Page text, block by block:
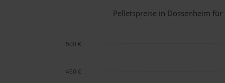
Pelletspreise in Dossenheim
450 €
500 €